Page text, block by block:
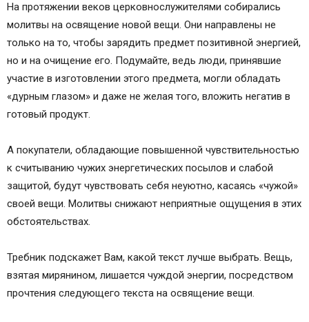
Когда необходимо проводить обряд ↑
Как провести обряд очищения вещи ↑
4 способа очистить вещи от негативной
энергетики
Энергетика вещей: чем могут быть опасны
Как избавиться от отрицательной энергетики
Смотрите также:
Журнал о звездах и астрологии
Украшения умерших: можно ли носить такое
наследство
Отрицательная энергетика бытовых приборов:
компьютер, телевизор и еще 5 загрязнителей
Энергетика старых вещей: избавляемся от них
На протяжении веков церковнослужителями собирались
молитвы на освящение новой вещи. Они направлены не
только на то, чтобы зарядить предмет позитивной энергией,
но и на очищение его. Подумайте, ведь люди, принявшие
участие в изготовлении этого предмета, могли обладать
«дурным глазом» и даже не желая того, вложить негатив в
готовый продукт.
А покупатели, обладающие повышенной чувствительностью
к считыванию чужих энергетических посылов и слабой
защитой, будут чувствовать себя неуютно, касаясь «чужой»
своей вещи. Молитвы снижают неприятные ощущения в этих
обстоятельствах.
Требник подскажет Вам, какой текст лучше выбрать. Вещь,
взятая мирянином, лишается чуждой энергии, посредством
прочтения следующего текста на освящение вещи.